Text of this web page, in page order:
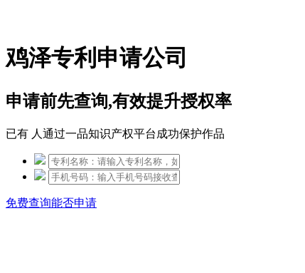
鸡泽专利申请公司
申请前先查询,有效提升授权率
已有 人通过一品知识产权平台成功保护作品
免费查询能否申请